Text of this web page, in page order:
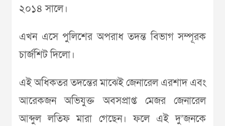
২০১৪ সালে।
এখন এসে পুলিশের অপরাধ তদন্ত বিভাগ সম্পূরক
চার্জশিট দিলো।
এই অধিকতর তদন্তের মাঝেই জেনারেল এরশাদ এবং
আরেকজন অভিযুক্ত অবসপ্রাপ্ত মেজর জেনারেল
আব্দুল লতিফ মারা গেছেন। ফলে এই দু’জনকে